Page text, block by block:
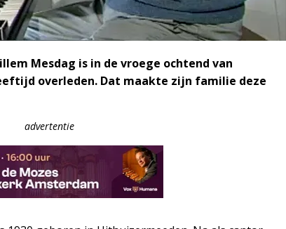
Mesdag is in de vroege ochtend van
overleden. Dat maakte zijn familie deze
advertentie